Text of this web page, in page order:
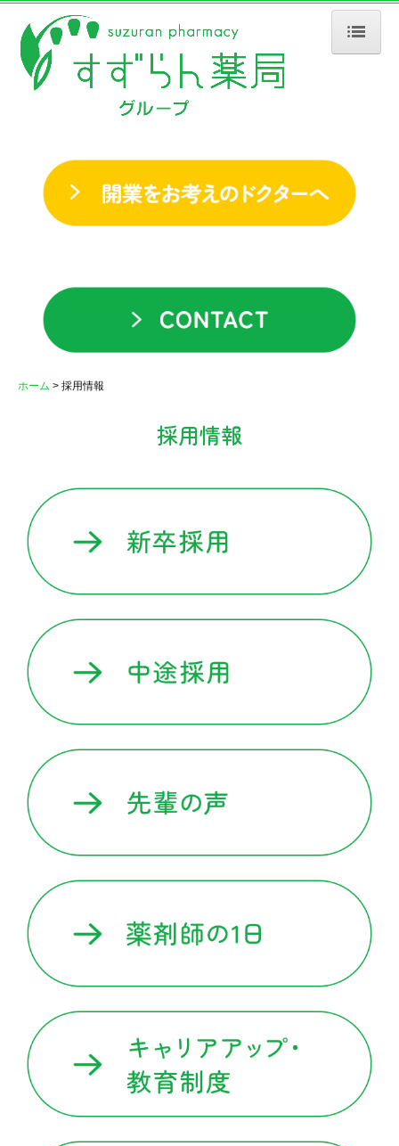
ホーム
社長メッセージ
会社情報
薬局の取り組み
すずらん薬局の取組み
在宅への取り組み
地域に根差した取り組み
患者さまへ
在宅訪問
医療材料・衛生材料
採用情報
新卒採用情報
中途採用情報
キャリアアップ教育制度
資格取得支援制度
福利厚生
ホーム 採用情報
採用情報